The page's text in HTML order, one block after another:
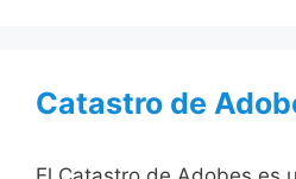
Catastro de